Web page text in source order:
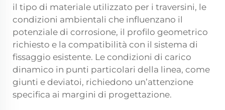
il tipo di materiale utilizzato per i traversini, le
condizioni ambientali che influenzano il
potenziale di corrosione, il profilo geometrico
richiesto e la compatibilità con il sistema di
fissaggio esistente. Le condizioni di carico
dinamico in punti particolari della linea, come
giunti e deviatoi, richiedono un’attenzione
specifica ai margini di progettazione.